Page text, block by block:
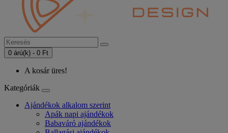
0 árú(k) - 0 Ft
A kosár üres!
Kategóriák
Ajándékok alkalom szerint
Apák napi ajándékok
Babaváró ajándékok